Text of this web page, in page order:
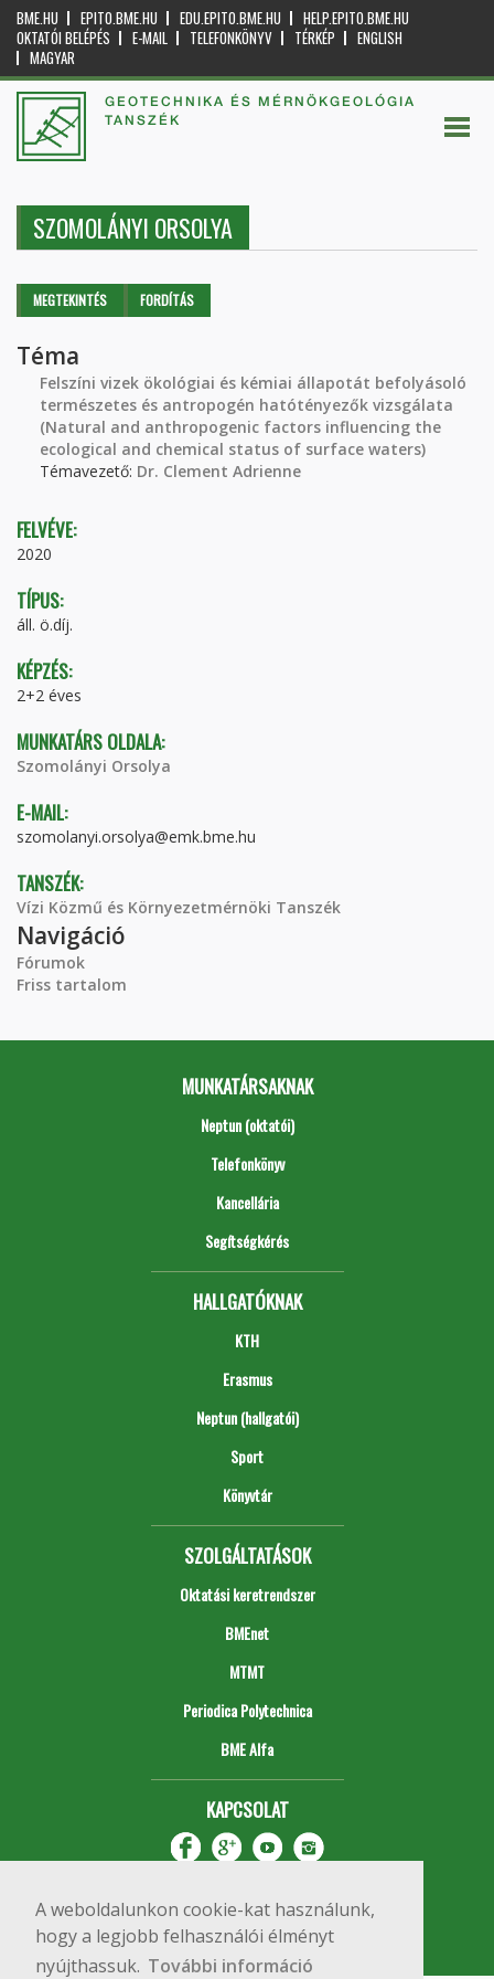
A weboldalunkon cookie-kat használunk,
hogy a legjobb felhasználói élményt
nyújthassuk. További információ
BME.HU EPITO.BME.HU EDU.EPITO.BME.HU
HELP.EPITO.BME.HU
OKTATÓI BELÉPÉS
E-MAIL TELEFONKÖNYV TÉRKÉP
ENGLISH
MAGYAR
GEOTECHNIKA ÉS MÉRNÖKGEOLÓGIA
TANSZÉK
SZOMOLÁNYI ORSOLYA
Elsődleges fülek
MEGTEKINTÉS (AKTÍVFORDÍTÁS
Téma
Felszíni vizek ökológiai és kémiai állapotát befolyásoló
természetes és antropogén hatótényezők vizsgálata
(Natural and anthropogenic factors influencing the
ecological and chemical status of surface waters)
Témavezető: Dr. Clement Adrienne
FELVÉVE:
2020
TÍPUS:
áll. ö.díj.
KÉPZÉS:
2+2 éves
MUNKATÁRS OLDALA:
Szomolányi Orsolya
E-MAIL:
szomolanyi.orsolya@emk.bme.hu
TANSZÉK:
Vízi Közmű és Környezetmérnöki Tanszék
Navigáció
Fórumok
Friss tartalom
MUNKATÁRSAKNAK
Neptun (oktatói)
Telefonkönyv
Kancellária
Segítségkérés
HALLGATÓKNAK
KTH
Erasmus
Neptun (hallgatói)
Sport
Könyvtár
SZOLGÁLTATÁSOK
Oktatási keretrendszer
BMEnet
MTMT
Periodica Polytechnica
BME Alfa
KAPCSOLAT